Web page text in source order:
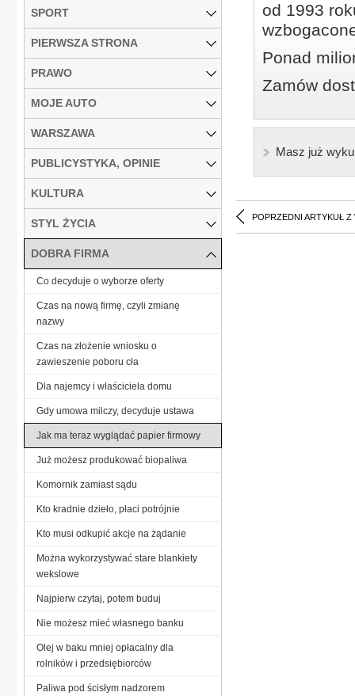
od 1993
Ponad
Zamów
Masz już
POPRZEDNI ARTYKUŁ Z
SPORT
PIERWSZA STRONA
PRAWO
MOJE AUTO
WARSZAWA
PUBLICYSTYKA, OPINIE
KULTURA
STYL ŻYCIA
DOBRA FIRMA
Co decyduje o wyborze oferty
Czas na nową firmę, czyli zmianę
nazwy
Czas na złożenie wniosku o
zawieszenie poboru cła
Dla najemcy i właściciela domu
Gdy umowa milczy, decyduje ustawa
Jak ma teraz wyglądać papier firmowy
Już możesz produkować biopaliwa
Komornik zamiast sądu
Kto kradnie dzieło, płaci potrójnie
Kto musi odkupić akcje na żądanie
Można wykorzystywać stare blankiety
wekslowe
Najpierw czytaj, potem buduj
Nie możesz mieć własnego banku
Olej w baku mniej opłacalny dla
rolników i przedsiębiorców
Paliwa pod ścisłym nadzorem